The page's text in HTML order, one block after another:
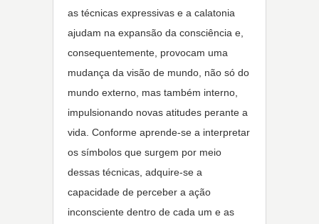
as técnicas expressivas e a calatonia
ajudam na expansão da consciência e,
consequentemente, provocam uma
mudança da visão de mundo, não só do
mundo externo, mas também interno,
impulsionando novas atitudes perante a
vida. Conforme aprende-se a interpretar
os símbolos que surgem por meio
dessas técnicas, adquire-se a
capacidade de perceber a ação
inconsciente dentro de cada um e as